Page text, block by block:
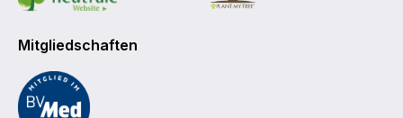
Mitgliedschaften